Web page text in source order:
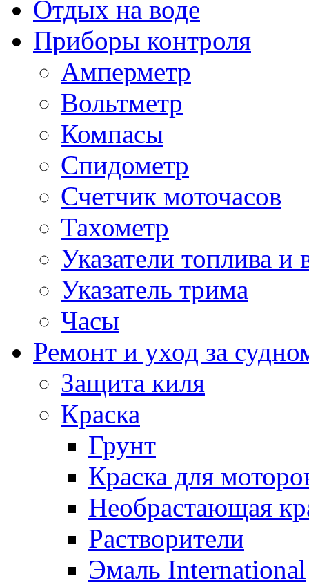
Отдых на воде
Приборы контроля
Амперметр
Вольтметр
Компасы
Спидометр
Счетчик моточасов
Тахометр
Указатели топлива и
Указатель трима
Часы
Ремонт и уход за
Защита киля
Краска
Грунт
Краска для
Необрастающая
Растворители
Эмаль International